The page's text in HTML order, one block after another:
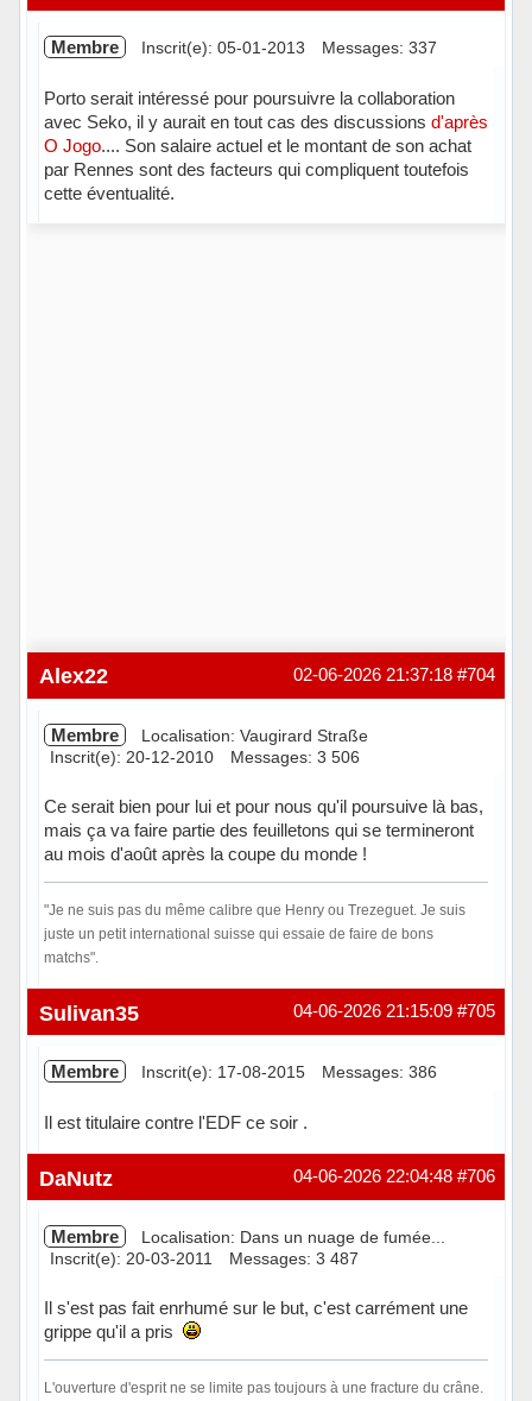
Membre Inscrit(e): 05-01-2013 Messages: 337
Porto serait intéressé pour poursuivre la collaboration
avec Seko, il y aurait en tout cas des discussions d'après
O Jogo.... Son salaire actuel et le montant de son achat
par Rennes sont des facteurs qui compliquent toutefois
cette éventualité.
#704
02-06-2026 21:37:18
Alex22
Membre
Localisation: Vaugirard Straße
Inscrit(e): 20-12-2010
Messages: 3 506
Ce serait bien pour lui et pour nous qu'il poursuive là bas,
mais ça va faire partie des feuilletons qui se termineront
au mois d'août après la coupe du monde !
"Je ne suis pas du même calibre que Henry ou Trezeguet. Je suis
juste un petit international suisse qui essaie de faire de bons
matchs".
Hors ligne #705
04-06-2026 21:15:09
Sulivan35
Membre Inscrit(e): 17-08-2015 Messages: 386
Il est titulaire contre l'EDF ce soir .
Hors ligne #706
04-06-2026 22:04:48
DaNutz
Membre
Localisation: Dans un nuage de fumée...
Inscrit(e): 20-03-2011
Messages: 3 487
Il s'est pas fait enrhumé sur le but, c'est carrément une
grippe qu'il a pris
L'ouverture d'esprit ne se limite pas toujours à une fracture du crâne.